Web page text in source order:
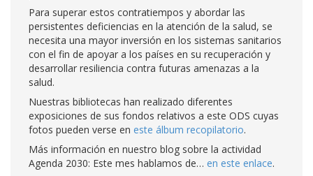
Para superar estos contratiempos y abordar las
persistentes deficiencias en la atención de la salud, se
necesita una mayor inversión en los sistemas sanitarios
con el fin de apoyar a los países en su recuperación y
desarrollar resiliencia contra futuras amenazas a la
salud.
Nuestras bibliotecas han realizado diferentes
exposiciones de sus fondos relativos a este ODS cuyas
fotos pueden verse en este álbum recopilatorio.
Más información en nuestro blog sobre la actividad
Agenda 2030: Este mes hablamos de… en este enlace.